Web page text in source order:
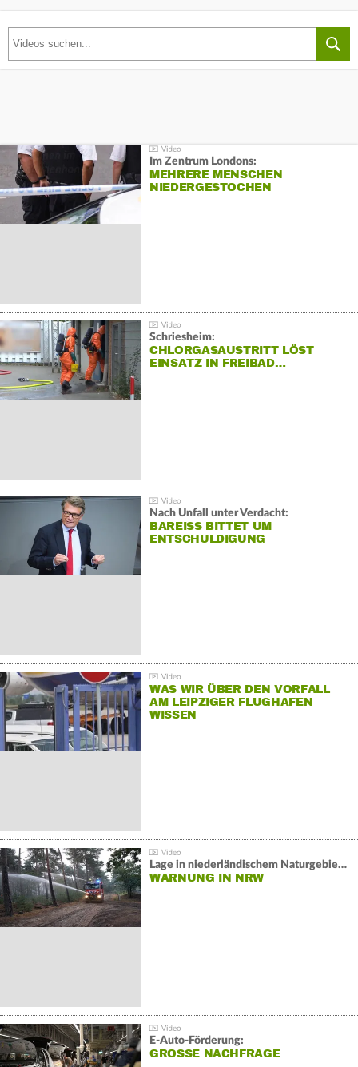
Im Zentrum Londons:
MEHRERE MENSCHEN
NIEDERGESTOCHEN
Schriesheim:
CHLORGASAUSTRITT LÖST
EINSATZ IN FREIBAD…
Nach Unfall unter Verdacht:
BAREISS BITTET UM E
NTSCHULDIGUNG
WAS WIR ÜBER DEN VORFALL
AM LEIPZIGER FLUGHAFEN
WISSEN
Lage in niederländischem Naturgebiet stabil
WARNUNG IN NRW
E-Auto-Förderung:
GROSSE NACHFRAGE